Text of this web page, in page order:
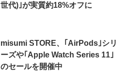
世代)｣が実質約18%オフに
misumi STORE、｢AirPods｣シリ
ーズや｢Apple Watch Series 11｣
のセールを開催中